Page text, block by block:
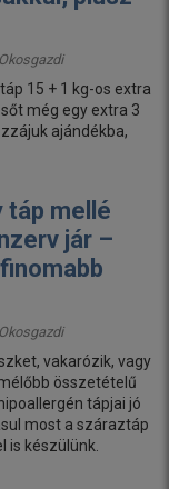
Okosgazdi
15 + 1 kg-os extra
még egy extra 3
ajándékba,
táp mellé
jár –
Okosgazdi
vakarózik, vagy
összetételű
tápjai jó
most a száraztáp
is készülünk.